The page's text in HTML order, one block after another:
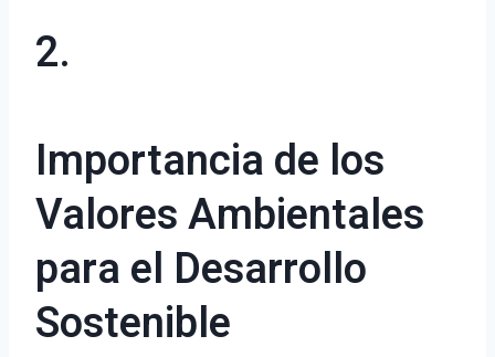
2.
Importancia de los
Valores Ambientales
para el Desarrollo
Sostenible